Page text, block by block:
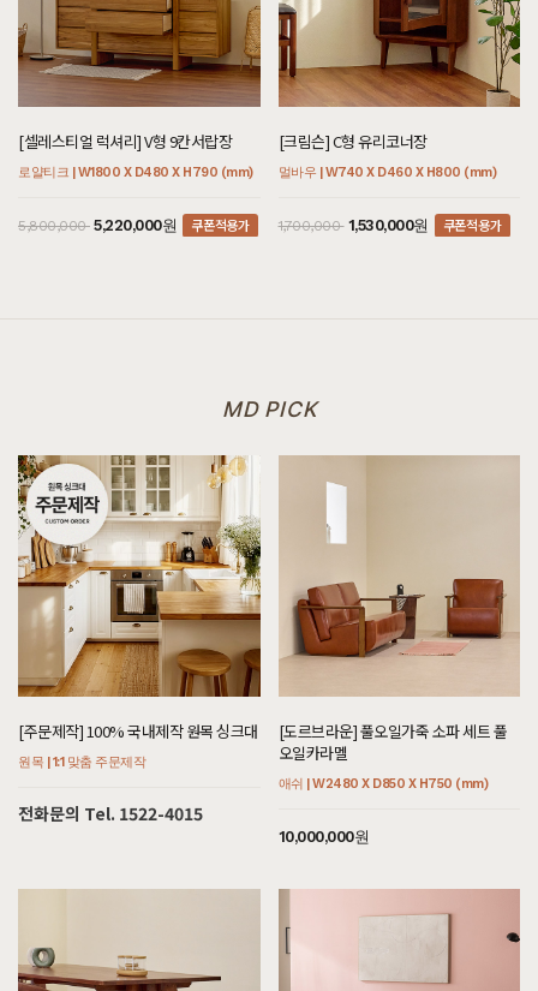
[[블랙러버] W형 장식장]
8월 3일 서울 강남 이**고객님 주문제작 설치후기입니다
[[헤리티지월넛] AO형 의자 프로스트]
[[헤리티지월넛] AO형 의자 폰]
[[헤리티지월넛] C형 전신거울]
8월 3일 서울 동작 김**고객님 주문제작 설치후기입니다
8월 3일 서울 동작 김**고객님 주문제작 설치후기입니다
[[까사] P형 책상/테이블]
8월 3일 제주 오도길 김**고객님 설치후기입니다
[[까사] F형 2단협탁]
8월 1일 제주 서귀포 이**고객님 설치후기입니다
[[블랙러버] ER형 거실장]
8월 1일 제주 서귀포 이**고객님 설치후기입니다
[[어썸멜로] M형 슬라이드거실장 마호가니컬러]
8월 1일 제주 서귀포 이**고객님 주문제작 설치후기입니다
[[애쉬내츄럴] A형 원형식탁/테이블]
8월 1일 인천 영종 김**고객님 설치후기입니다
8월 1일 서울 관악 우**고객님 설치후기입니다
[[헤리티지월넛] 끌레르 거실장]
8월 1일 경기 과천 엄**고객님 설치후기입니다
[셀레스티얼 럭셔리] V형 9칸서랍장
로얄티크 | W1800 X D480 X H790 (mm)
5,800,000 5,220,000원 쿠폰적용가
[크림슨] C형 유리코너장
멀바우 | W740 X D460 X H800 (mm)
1,700,000 1,530,000원 쿠폰적용가
MD PICK
[주문제작] 100% 국내제작 원목 싱크대
원목 | 1:1 맞춤 주문제작
전화문의 Tel. 1522-4015
[도르브라운] 풀오일가죽 소파 세트 풀
오일카라멜
애쉬 | W2480 X D850 X H750 (mm)
10,000,000원